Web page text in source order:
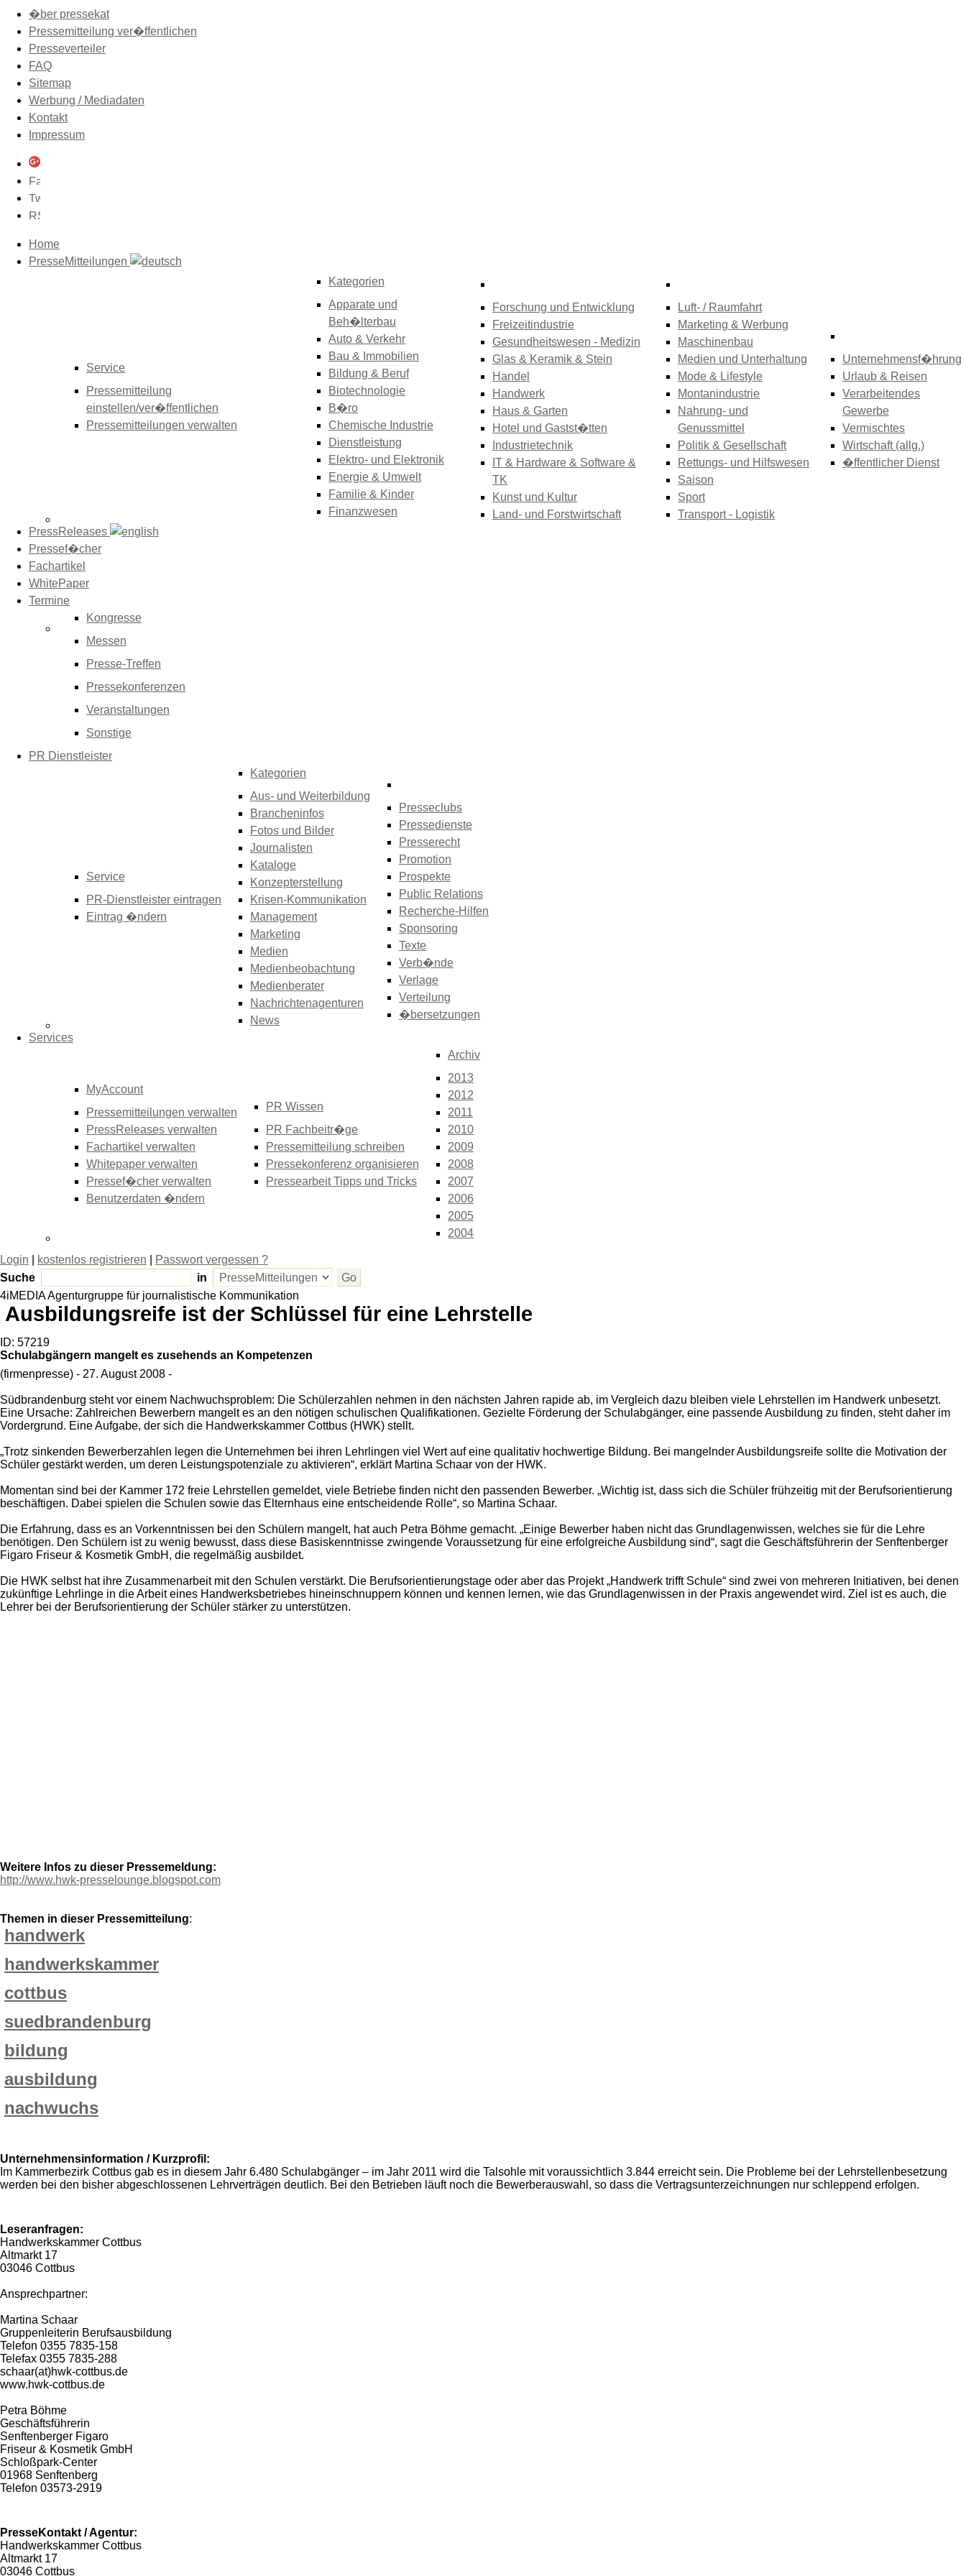
�ber pressekat
Pressemitteilung ver�ffentlichen
Presseverteiler
FAQ
Sitemap
Werbung / Mediadaten
Kontakt
Impressum
Home
PresseMitteilungen
Service
Pressemitteilung
einstellen/ver�ffentlichen
Pressemitteilungen verwalten
Kategorien
Apparate und
Beh�lterbau
Auto & Verkehr
Bau & Immobilien
Bildung & Beruf
Biotechnologie
B�ro
Chemische Industrie
Dienstleistung
Elektro- und Elektronik
Energie & Umwelt
Familie & Kinder
Finanzwesen
Forschung und Entwicklung
Freizeitindustrie
Gesundheitswesen - Medizin
Glas & Keramik & Stein
Handel
Handwerk
Haus & Garten
Hotel und Gastst�tten
Industrietechnik
IT & Hardware & Software &
TK
Kunst und Kultur
Land- und Forstwirtschaft
Luft- / Raumfahrt
Marketing & Werbung
Maschinenbau
Medien und Unterhaltung
Mode & Lifestyle
Montanindustrie
Nahrung- und
Genussmittel
Politik & Gesellschaft
Rettungs- und Hilfswesen
Saison
Sport
Transport - Logistik
Unternehmensf�hrung
Urlaub & Reisen
Verarbeitendes
Gewerbe
Vermischtes
Wirtschaft (allg.)
�ffentlicher Dienst
PressReleases
Pressef�cher
Fachartikel
WhitePaper
Termine
Kongresse
Messen
Presse-Treffen
Pressekonferenzen
Veranstaltungen
Sonstige
PR Dienstleister
Service
PR-Dienstleister eintragen
Eintrag �ndern
Kategorien
Aus- und Weiterbildung
Brancheninfos
Fotos und Bilder
Journalisten
Kataloge
Konzepterstellung
Krisen-Kommunikation
Management
Marketing
Medien
Medienbeobachtung
Medienberater
Nachrichtenagenturen
News
Presseclubs
Pressedienste
Presserecht
Promotion
Prospekte
Public Relations
Recherche-Hilfen
Sponsoring
Texte
Verb�nde
Verlage
Verteilung
�bersetzungen
Services
MyAccount
Pressemitteilungen verwalten
PressReleases verwalten
Fachartikel verwalten
Whitepaper verwalten
Pressef�cher verwalten
Benutzerdaten �ndern
PR Wissen
PR Fachbeitr�ge
Pressemitteilung schreiben
Pressekonferenz organisieren
Pressearbeit Tipps und Tricks
Archiv
2013
2012
2011
2010
2009
2008
2007
2006
2005
2004
Login kostenlos registrieren
Passwort vergessen ?
Suche
in
4iMEDIA Agenturgruppe für journalistische Kommunikation
Ausbildungsreife ist der Schlüssel für eine Lehrstelle
ID: 57219
Schulabgängern mangelt es zusehends an Kompetenzen
(firmenpresse) - 27. August 2008 -
Südbrandenburg steht vor einem Nachwuchsproblem: Die Schülerzahlen nehmen in den nächsten Jahren rapide ab, im Vergleich dazu bleiben viele Lehrstellen im Handwerk unbesetzt.
Eine Ursache: Zahlreichen Bewerbern mangelt es an den nötigen schulischen Qualifikationen. Gezielte Förderung der Schulabgänger, eine passende Ausbildung zu finden, steht daher im
Vordergrund. Eine Aufgabe, der sich die Handwerkskammer Cottbus (HWK) stellt.
„Trotz sinkenden Bewerberzahlen legen die Unternehmen bei ihren Lehrlingen viel Wert auf eine qualitativ hochwertige Bildung. Bei mangelnder Ausbildungsreife sollte die Motivation der
Schüler gestärkt werden, um deren Leistungspotenziale zu aktivieren“, erklärt Martina Schaar von der HWK.
Momentan sind bei der Kammer 172 freie Lehrstellen gemeldet, viele Betriebe finden nicht den passenden Bewerber. „Wichtig ist, dass sich die Schüler frühzeitig mit der Berufsorientierung
beschäftigen. Dabei spielen die Schulen sowie das Elternhaus eine entscheidende Rolle“, so Martina Schaar.
Die Erfahrung, dass es an Vorkenntnissen bei den Schülern mangelt, hat auch Petra Böhme gemacht. „Einige Bewerber haben nicht das Grundlagenwissen, welches sie für die Lehre
benötigen. Den Schülern ist zu wenig bewusst, dass diese Basiskenntnisse zwingende Voraussetzung für eine erfolgreiche Ausbildung sind“, sagt die Geschäftsführerin der Senftenberger
Figaro Friseur & Kosmetik GmbH, die regelmäßig ausbildet.
Die HWK selbst hat ihre Zusammenarbeit mit den Schulen verstärkt. Die Berufsorientierungstage oder aber das Projekt „Handwerk trifft Schule“ sind zwei von mehreren Initiativen, bei denen
zukünftige Lehrlinge in die Arbeit eines Handwerksbetriebes hineinschnuppern können und kennen lernen, wie das Grundlagenwissen in der Praxis angewendet wird. Ziel ist es auch, die
Lehrer bei der Berufsorientierung der Schüler stärker zu unterstützen.
Weitere Infos zu dieser Pressemeldung:
http://www.hwk-presselounge.blogspot.com
Themen in dieser Pressemitteilung:
handwerk
handwerkskammer
cottbus
suedbrandenburg
bildung
ausbildung
nachwuchs
Unternehmensinformation / Kurzprofil:
Im Kammerbezirk Cottbus gab es in diesem Jahr 6.480 Schulabgänger – im Jahr 2011 wird die Talsohle mit voraussichtlich 3.844 erreicht sein. Die Probleme bei der Lehrstellenbesetzung
werden bei den bisher abgeschlossenen Lehrverträgen deutlich. Bei den Betrieben läuft noch die Bewerberauswahl, so dass die Vertragsunterzeichnungen nur schleppend erfolgen.
Leseranfragen:
Handwerkskammer Cottbus
Altmarkt 17
03046 Cottbus
Ansprechpartner:
Martina Schaar
Gruppenleiterin Berufsausbildung
Telefon 0355 7835-158
Telefax 0355 7835-288
schaar(at)hwk-cottbus.de
www.hwk-cottbus.de
Petra Böhme
Geschäftsführerin
Senftenberger Figaro
Friseur & Kosmetik GmbH
Schloßpark-Center
01968 Senftenberg
Telefon 03573-2919
PresseKontakt / Agentur:
Handwerkskammer Cottbus
Altmarkt 17
03046 Cottbus